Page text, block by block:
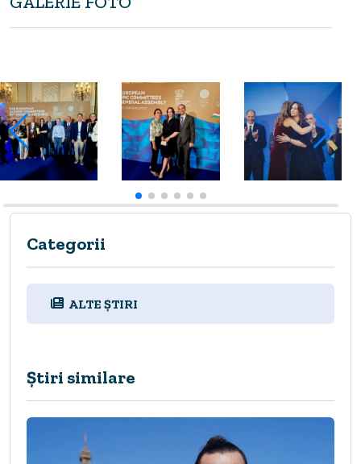
Categorii
ALTE ȘTIRI
Știri similare